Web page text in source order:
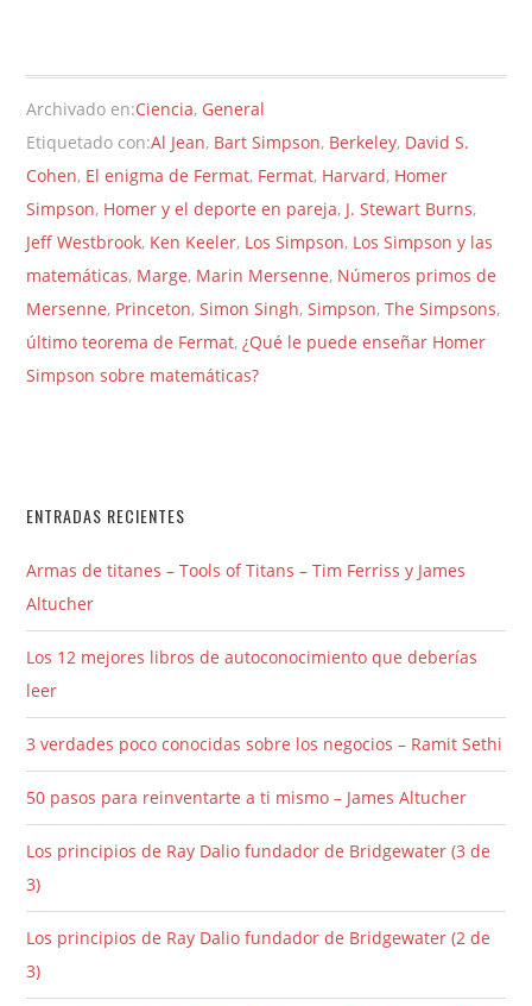
Archivado en:Ciencia, General
Etiquetado con:Al Jean, Bart Simpson, Berkeley, David S.
Cohen, El enigma de Fermat, Fermat, Harvard, Homer
Simpson, Homer y el deporte en pareja, J. Stewart Burns,
Jeff Westbrook, Ken Keeler, Los Simpson, Los Simpson y las
matemáticas, Marge, Marin Mersenne, Números primos de
Mersenne, Princeton,Simon Singh,Simpson,The Simpsons,
último teorema de Fermat,¿Qué le puede enseñar Homer
Simpson sobre matemáticas?
ENTRADAS RECIENTES
Armas de titanes – Tools of Titans – Tim Ferriss y James
Altucher
Los 12 mejores libros de autoconocimiento que deberías
leer
3 verdades poco conocidas sobre los negocios – Ramit Sethi
50 pasos para reinventarte a ti mismo – James Altucher
Los principios de Ray Dalio fundador de Bridgewater (3 de
3)
Los principios de Ray Dalio fundador de Bridgewater (2 de
3)